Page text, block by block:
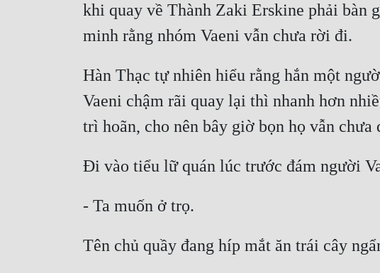
khi quay về Thành Zaki Erskine phải bàn
minh rằng nhóm Vaeni vẫn chưa rời đi.
Hàn Thạc tự nhiên hiểu rằng hắn một
Vaeni chậm rãi quay lại thì nhanh hơn
trì hoãn, cho nên bây giờ bọn họ vẫn
Đi vào tiểu lữ quán lúc trước đám người
- Ta muốn ở trọ.
Tên chủ quầy đang híp mắt ăn trái cây